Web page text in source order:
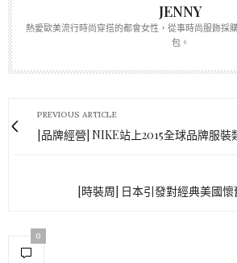
JENNY
熱愛歐美流行時尚穿搭的都會女性，從事時尚服飾採
包。
PREVIOUS ARTICLE
[品牌經營] NIKE站上2015全球品牌服裝
[時裝周] 日本引發對經典美國
0